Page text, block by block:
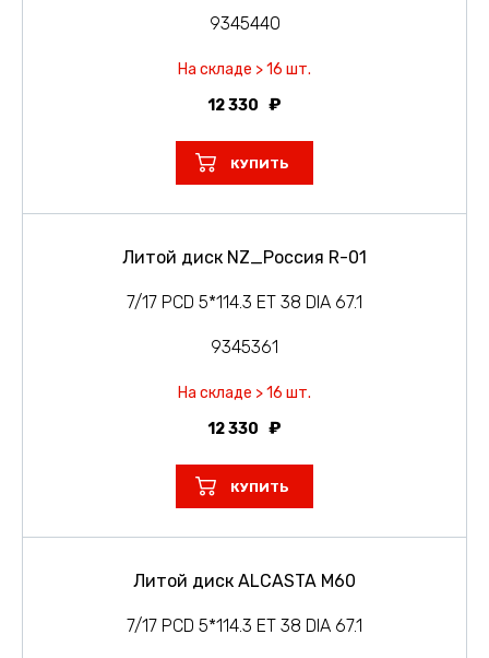
9345440
На складе > 16 шт.
12 330
КУПИТЬ
Литой диск NZ_Россия R-01
7/17 PCD 5*114.3 ET 38 DIA 67.1
9345361
На складе > 16 шт.
12 330
КУПИТЬ
Литой диск ALCASTA M60
7/17 PCD 5*114.3 ET 38 DIA 67.1